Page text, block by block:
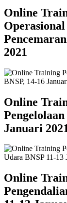
Online
2021
Online
Januari
Online